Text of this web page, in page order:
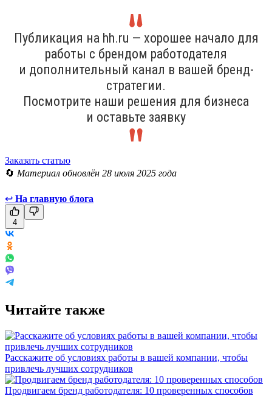
Публикация на hh.ru — хорошее начало для
работы с брендом работодателя
и дополнительный канал в вашей бренд-
стратегии.
Посмотрите наши решения для бизнеса
и оставьте заявку
Заказать статью
🔄 Материал обновлён 28 июля 2025 года
↩ На главную блога
4
Читайте также
Расскажите об условиях работы в вашей компании, чтобы
привлечь лучших сотрудников
Продвигаем бренд работодателя: 10 проверенных способов